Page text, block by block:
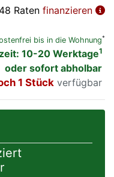
Raten finanzieren
bis in die Wohnung*
Lieferzeit: 10-20 Werktage1
oder sofort abholbar
noch 1 Stück verfügbar